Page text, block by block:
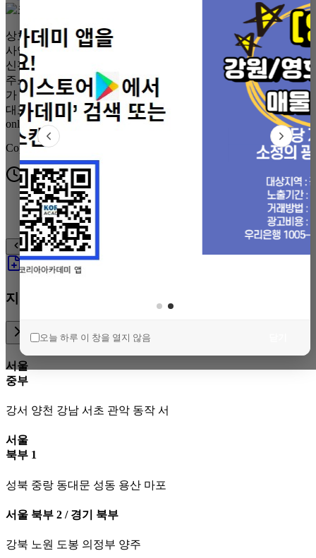
상호: (주)코리아컨설팅,코리아공인중개 | 대표자: 김원종 |
사업자등록번호: 884-81-00033 | 중개업번호: 9241-6218 | 통
신판매업신고: 제2015-서울강남-01079호
주소: 서울특별시 강남구 일원동 734 상록수아파트 단지내 상
가 210호
대표전화: 02-2292-8811 | 팩스: 02-483-8811 | 이메일:
only6722@naver.com
Copyright © KoreaAcademy. All rights reserved.
최근 본 매물
1/1
매물등록
지역별 컨설팅 담당자
서울
중부
강서 양천 강남 서초 관악 동작 서
서울
북부 1
성북 중랑 동대문 성동 용산 마포
서울 북부 2 / 경기 북부
강북 노원 도봉 의정부 양주